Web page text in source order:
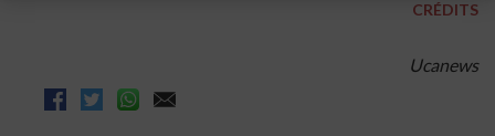
CRÉDITS
Ucanews